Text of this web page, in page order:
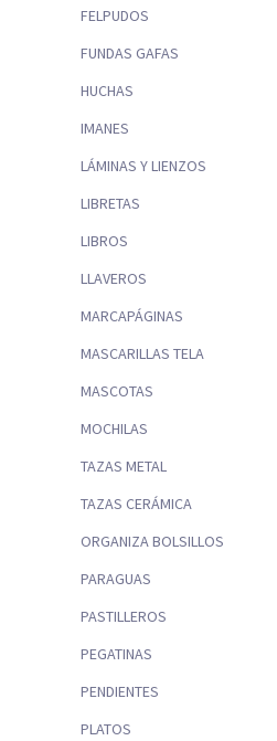
FELPUDOS
FUNDAS GAFAS
HUCHAS
IMANES
LÁMINAS Y LIENZOS
LIBRETAS
LIBROS
LLAVEROS
MARCAPÁGINAS
MASCARILLAS TELA
MASCOTAS
MOCHILAS
TAZAS METAL
TAZAS CERÁMICA
ORGANIZA BOLSILLOS
PARAGUAS
PASTILLEROS
PEGATINAS
PENDIENTES
PLATOS